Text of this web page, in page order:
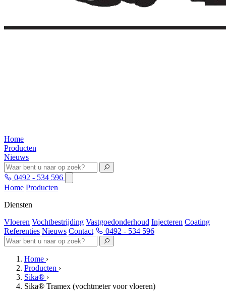
Home
Producten
Nieuws
0492 - 534 596
Home Producten
Diensten
Vloeren Vochtbestrijding Vastgoedonderhoud Injecteren Coating
Referenties Nieuws Contact 0492 - 534 596
Home ›
Producten ›
Sika® ›
Sika® Tramex (vochtmeter voor vloeren)